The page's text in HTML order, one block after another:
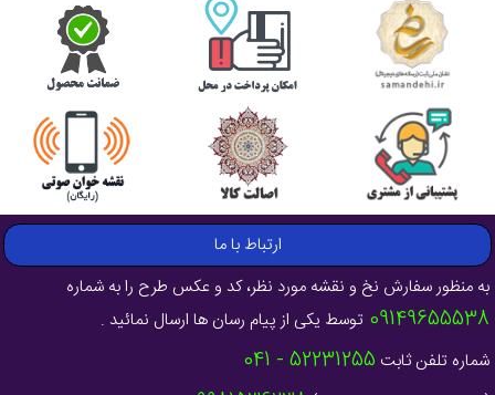
ارتباط با ما
به منظور سفارش نخ و نقشه مورد نظر، کد و عکس طرح را به شماره
09149655538 توسط یکی از پیام رسان ها ارسال نمائید .
شماره تلفن ثابت 52231255 - 041